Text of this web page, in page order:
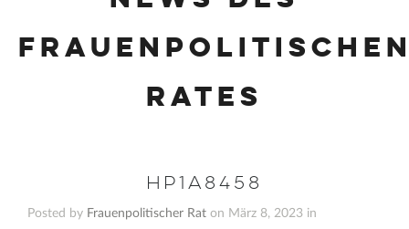
Rates
HP1A8458
Posted by Frauenpolitischer Rat on März 8, 2023 in